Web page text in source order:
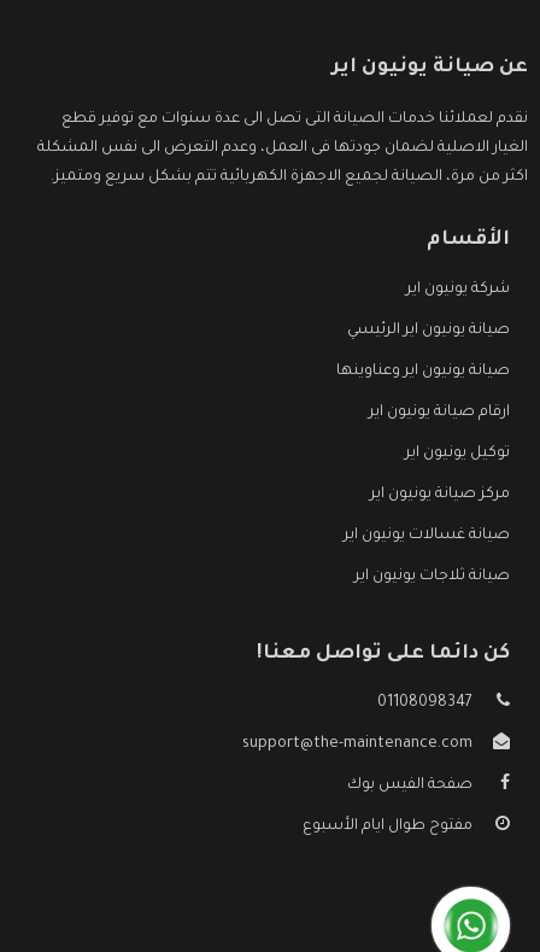
عن صيانة يونيون اير
نقدم لعملائنا خدمات الصيانة التى تصل الى عدة سنوات مع توفير قطع
الغيار الاصلية لضمان جودتها فى العمل، وعدم التعرض الى نفس المشكلة
اكثر من مرة، الصيانة لجميع الاجهزة الكهربائية تتم بشكل سريع ومتميز.
الأقسام
شركة يونيون اير
صيانة يونيون اير الرئيسي
صيانة يونيون اير وعناوينها
ارقام صيانة يونيون اير
توكيل يونيون اير
مركز صيانة يونيون اير
صيانة غسالات يونيون اير
صيانة ثلاجات يونيون اير
كن دائما على تواصل معنا!
01108098347
support@the-maintenance.com
صفحة الفيس بوك
مفتوح طوال ايام الأسبوع